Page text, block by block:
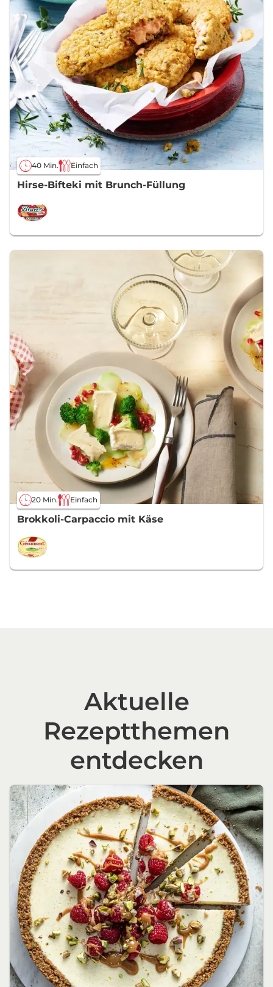
40 Min. Einfach
Hirse-Bifteki mit Brunch-Füllung
20 Min. Einfach
Brokkoli-Carpaccio mit Käse
Aktuelle
Rezeptthemen
entdecken